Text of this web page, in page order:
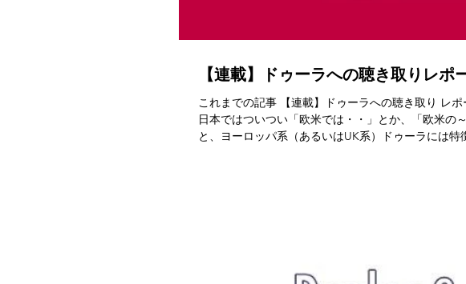
【連載】ドゥーラへの聴き取りレポ
これまでの記事 【連載】ドゥーラへの聴き取り レポー
日本ではついつい「欧米では・・」とか、「欧米の
と、ヨーロッパ系（あるいはUK系）ドゥーラには特